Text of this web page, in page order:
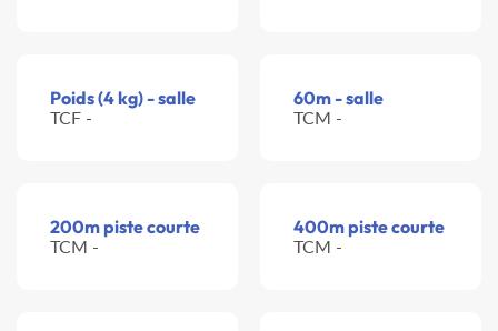
Poids (4 kg) - salle
TCF -
60m - salle
TCM -
200m piste courte
TCM -
400m piste courte
TCM -